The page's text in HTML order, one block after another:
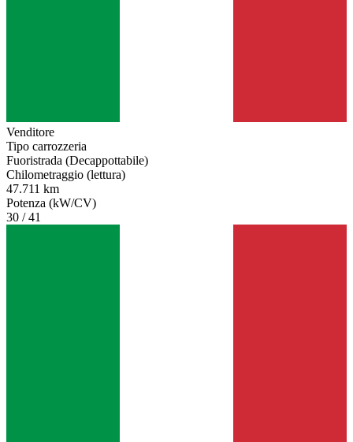
Venditore
Tipo carrozzeria
Fuoristrada (Decappottabile)
Chilometraggio (lettura)
47.711 km
Potenza (kW/CV)
30 / 41